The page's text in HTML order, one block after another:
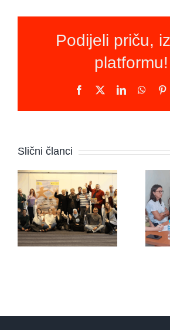
Podijeli priču,
platformu!
Facebook LinkedIn
Slični članciUdruženje
“Pravipožar”
sa
predstavnicima
organizacije